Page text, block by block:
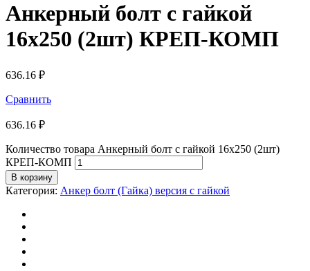
Анкерный болт с гайкой
16х250 (2шт) КРЕП-КОМП
636.16 ₽
Сравнить
636.16 ₽
Количество товара Анкерный болт с гайкой 16х250 (2шт)
КРЕП-КОМП
В корзину
Категория: Анкер болт (Гайка) версия с гайкой